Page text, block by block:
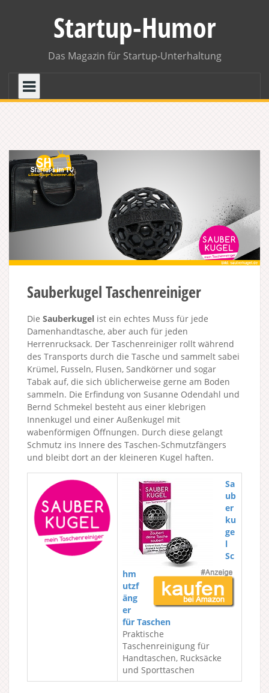
Startup-Humor
Das Magazin für Startup-Unterhaltung
Sauberkugel Taschenreiniger
Die Sauberkugel ist ein echtes Muss für jede
Damenhandtasche, aber auch für jeden
Herrenrucksack. Der Taschenreiniger rollt während
des Transports durch die Tasche und sammelt sabei
Krümel, Fusseln, Flusen, Sandkörner und sogar
Tabak auf, die sich üblicherweise gerne am Boden
sammeln. Die Erfindung von Susanne Odendahl und
Bernd Schmekel besteht aus einer klebrigen
Innenkugel und einer Außenkugel mit
wabenförmigen Öffnungen. Durch diese gelangt
Schmutz ins Innere des Taschen-Schmutzfängers
und bleibt dort an der kleineren Kugel haften.
Sa
ub
er
ku
ge
l
Sc
hm
utzf
äng
er
für Taschen
Praktische
Taschenreinigung für
Handtaschen, Rucksäcke
und Sporttaschen